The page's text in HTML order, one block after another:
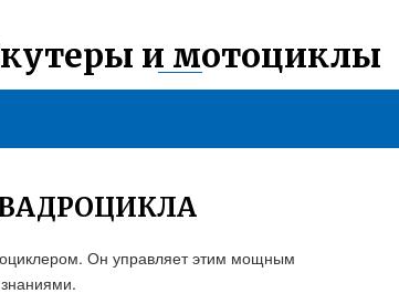
и мотоциклы
Он управляет этим мощным